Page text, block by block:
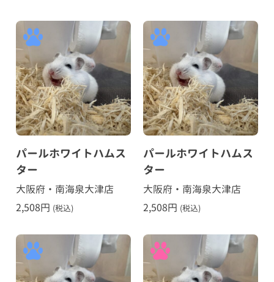
パールホワイトハムス
ター
大阪府・南海泉大津店
2,508円 (税込)
パールホワイトハムス
ター
大阪府・南海泉大津店
2,508円 (税込)